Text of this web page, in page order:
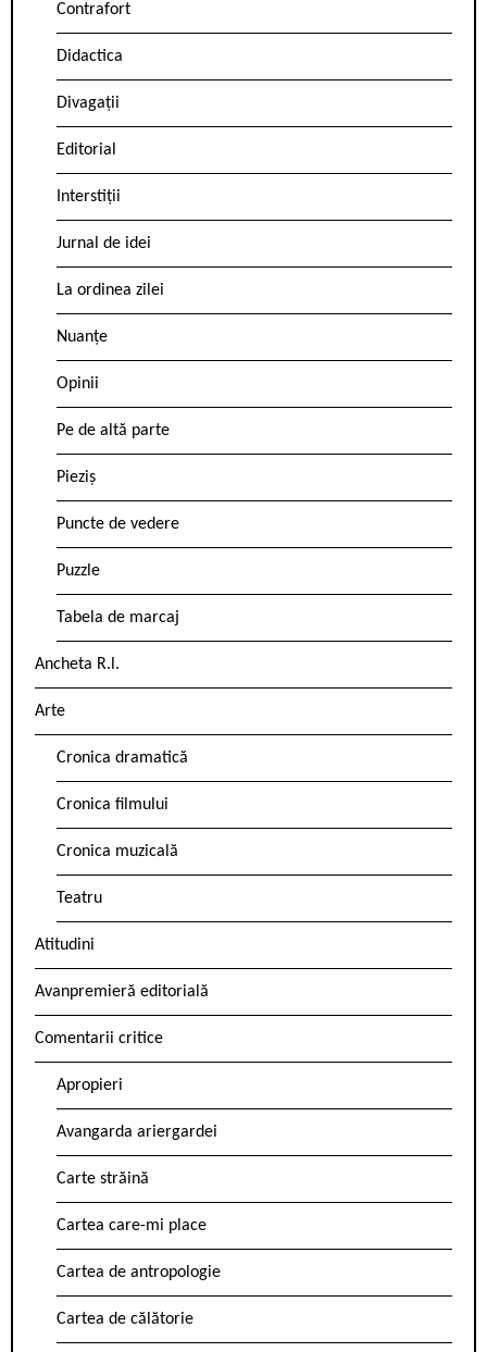
Contrafort
Didactica
Divagații
Editorial
Interstiții
Jurnal de idei
La ordinea zilei
Nuanțe
Opinii
Pe de altă parte
Pieziș
Puncte de vedere
Puzzle
Tabela de marcaj
Ancheta R.l.
Arte
Cronica dramatică
Cronica filmului
Cronica muzicală
Teatru
Atitudini
Avanpremieră editorială
Comentarii critice
Apropieri
Avangarda ariergardei
Carte străină
Cartea care-mi place
Cartea de antropologie
Cartea de călătorie